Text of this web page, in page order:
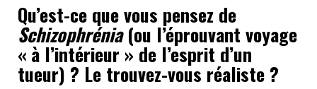
Qu’est-ce que vous pensez de
Schizophrénia(ou l’éprouvant voyage
« à l’intérieur » de l’esprit d’un
tueur) ? Le trouvez-vous réaliste ?